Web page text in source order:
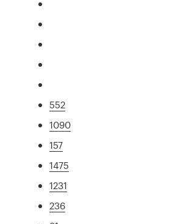
552
1090
157
1475
1231
236